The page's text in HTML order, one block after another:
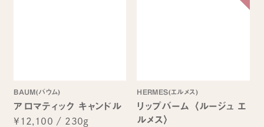
BAUM(バウム)
アロマティック キャンドル
¥12,100 / 230g
HERMES(エルメス)
リップバーム 〈ルージュ エ
ルメス〉